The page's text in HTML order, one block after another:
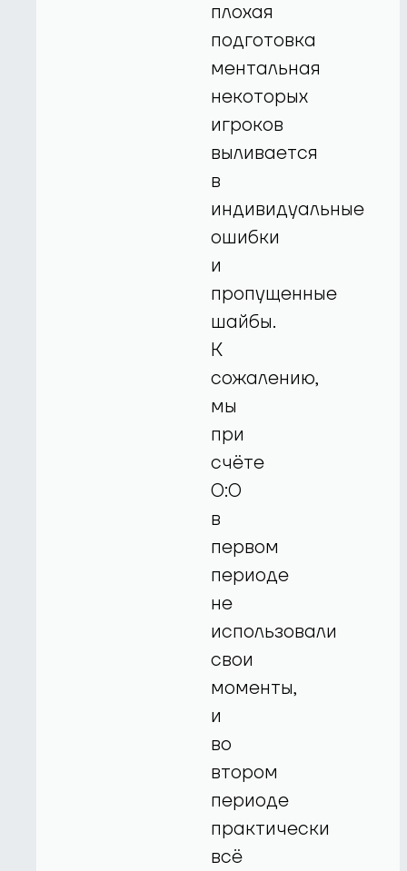
плохая
подготовка
ментальная
некоторых
игроков
выливается
в
индивидуальные
ошибки
и
пропущенные
шайбы.
К
сожалению,
мы
при
счёте
0:0
в
первом
периоде
не
использовали
свои
моменты,
и
во
втором
периоде
практически
всё